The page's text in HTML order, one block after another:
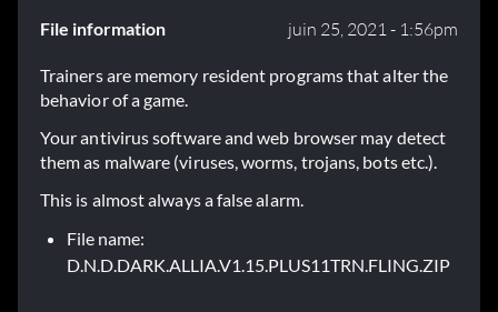
File information juin 25, 2021 - 1:56pm
Trainers are memory resident programs that alter the
behavior of a game.
Your antivirus software and web browser may detect
them as malware (viruses, worms, trojans, bots etc.).
This is almost always a false alarm.
File name:
D.N.D.DARK.ALLIA.V1.15.PLUS11TRN.FLING.ZIP